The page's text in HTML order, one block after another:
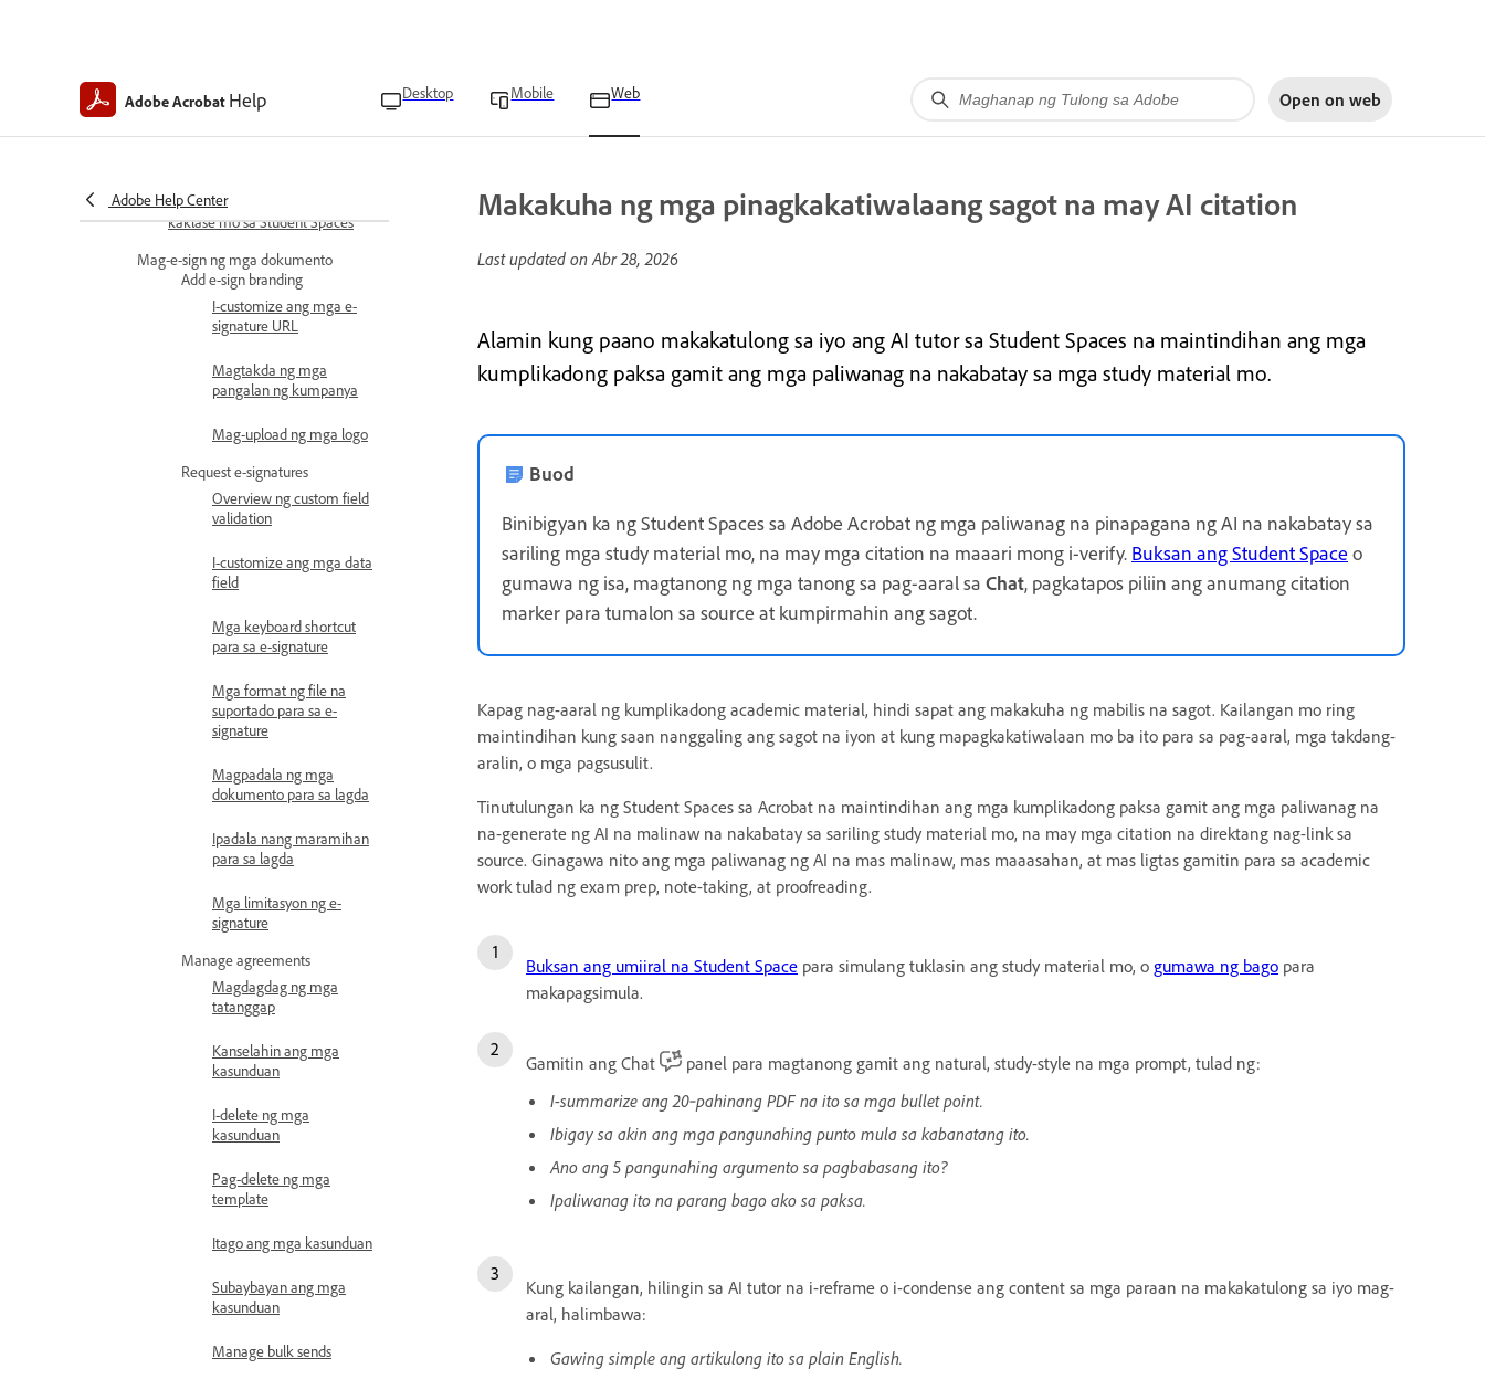
Adobe Acrobat Help Desktop Mobile Web Open on web
Adobe Help Center
Makakuha ng mga
pinagkakatiwalaang sagot na
Makipagtulungan sa mga
kaklase mo sa Student Spaces
Mag-e-sign ng mga dokumento
Add e-sign branding
I-customize ang mga e-
signature URL
Magtakda ng mga
pangalan ng kumpanya
Mag-upload ng mga logo
Request e-signatures
Overview ng custom field
validation
I-customize ang mga data
field
Mga keyboard shortcut
para sa e-signature
Mga format ng file na
suportado para sa e-
signature
Magpadala ng mga
dokumento para sa lagda
Ipadala nang maramihan
para sa lagda
Mga limitasyon ng e-
signature
Manage agreements
Magdagdag ng mga
tatanggap
Kanselahin ang mga
kasunduan
I-delete ng mga
kasunduan
Pag-delete ng mga
template
Itago ang mga kasunduan
Subaybayan ang mga
kasunduan
Manage bulk sends
Makakuha ng mga pinagkakatiwalaang sagot na may AI citation
Last updated onAbr 28, 2026
Alamin kung paano makakatulong sa iyo ang AI tutor sa Student Spaces na maintindihan ang mga
kumplikadong paksa gamit ang mga paliwanag na nakabatay sa mga study material mo.
Buod
Binibigyan ka ng Student Spaces sa Adobe Acrobat ng mga paliwanag na pinapagana ng AI na nakabatay sa
sariling mga study material mo, na may mga citation na maaari mong i-verify. Buksan ang Student Space o
gumawa ng isa, magtanong ng mga tanong sa pag-aaral sa Chat, pagkatapos piliin ang anumang citation
marker para tumalon sa source at kumpirmahin ang sagot.
Kapag nag-aaral ng kumplikadong academic material, hindi sapat ang makakuha ng mabilis na sagot. Kailangan mo ring
maintindihan kung saan nanggaling ang sagot na iyon at kung mapagkakatiwalaan mo ba ito para sa pag-aaral, mga takdang-
aralin, o mga pagsusulit.
Tinutulungan ka ng Student Spaces sa Acrobat na maintindihan ang mga kumplikadong paksa gamit ang mga paliwanag na
na-generate ng AI na malinaw na nakabatay sa sariling study material mo, na may mga citation na direktang nag-link sa
source. Ginagawa nito ang mga paliwanag ng AI na mas malinaw, mas maaasahan, at mas ligtas gamitin para sa academic
work tulad ng exam prep, note-taking, at proofreading.
Buksan ang umiiral na Student Space para simulang tuklasin ang study material mo, o gumawa ng bago para
makapagsimula.
Gamitin ang Chat
panel para magtanong gamit ang natural, study-style na mga prompt, tulad ng:
I-summarize ang 20‑pahinang PDF na ito sa mga bullet point.
Ibigay sa akin ang mga pangunahing punto mula sa kabanatang ito.
Ano ang 5 pangunahing argumento sa pagbabasang ito?
Ipaliwanag ito na parang bago ako sa paksa.
Kung kailangan, hilingin sa AI tutor na i-reframe o i-condense ang content sa mga paraan na makakatulong sa iyo mag-
aral, halimbawa:
Gawing simple ang artikulong ito sa plain English.